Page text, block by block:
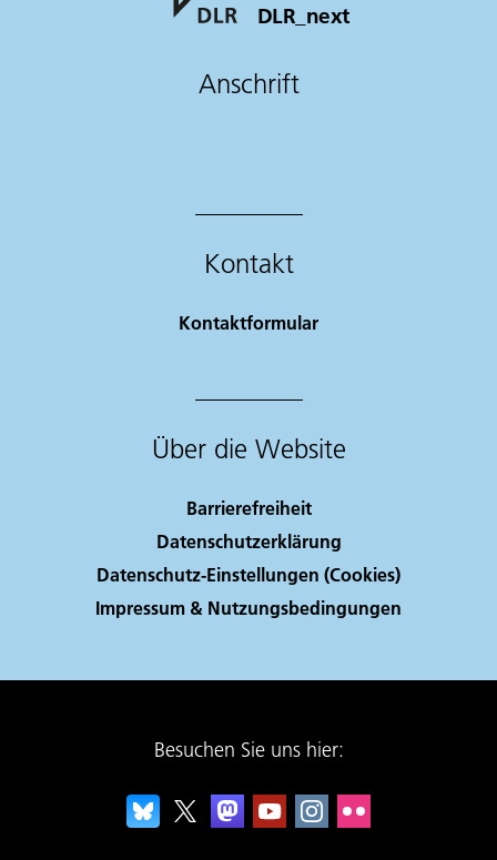
DLR_next
Anschrift
Kontakt
Kontaktformular
Über die Website
Barrierefreiheit
Datenschutzerklärung
Datenschutz-Einstellungen (Cookies)
Impressum & Nutzungsbedingungen
Besuchen Sie uns hier: